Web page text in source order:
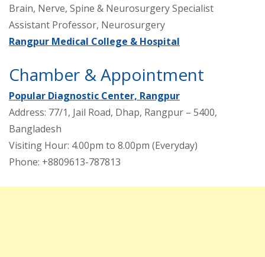
Brain, Nerve, Spine & Neurosurgery Specialist
Assistant Professor, Neurosurgery
Rangpur Medical College & Hospital
Chamber & Appointment
Popular Diagnostic Center, Rangpur
Address: 77/1, Jail Road, Dhap, Rangpur – 5400,
Bangladesh
Visiting Hour: 4.00pm to 8.00pm (Everyday)
Phone: +8809613-787813